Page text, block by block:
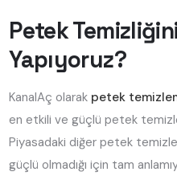
Petek
Yapıyoruz?
KanalAç olarak petek
en etkili ve güçlü petek
Piyasadaki diğer petek
güçlü olmadığı için tam